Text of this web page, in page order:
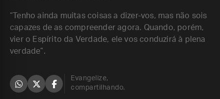
“Tenho ainda muitas coisas a dizer-vos, mas não sois
capazes de as compreender agora. Quando, porém,
vier o Espírito da Verdade, ele vos conduzirá à plena
verdade”.
Evangelize,
compartilhando.